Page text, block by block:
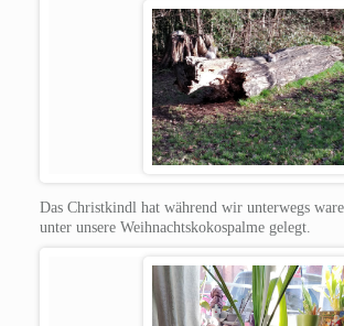
Das Christkindl hat während wir unterwegs
unter unsere Weihnachtskokospalme gelegt.